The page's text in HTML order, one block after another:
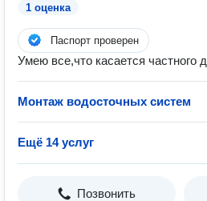
1 оценка
Паспорт проверен
Умею все,что касается частного
Монтаж водосточных систем
Ещё 14 услуг
Позвонить